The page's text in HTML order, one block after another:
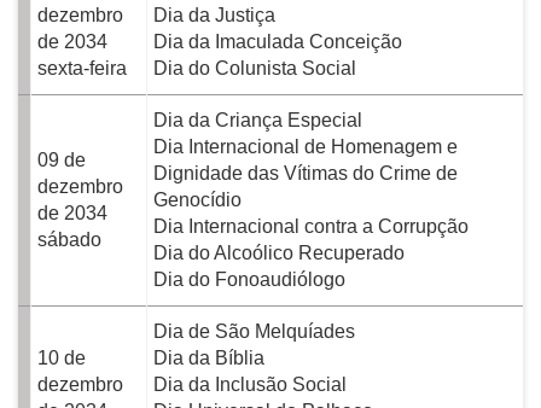
dezembro
de 2034
sexta-feira
Dia da Justiça
Dia da Imaculada Conceição
Dia do Colunista Social
09 de
dezembro
de 2034
sábado
Dia da Criança Especial
Dia Internacional de Homenagem e
Dignidade das Vítimas do Crime de
Genocídio
Dia Internacional contra a Corrupção
Dia do Alcoólico Recuperado
Dia do Fonoaudiólogo
10 de
dezembro
Dia de São Melquíades
Dia da Bíblia
Dia da Inclusão Social